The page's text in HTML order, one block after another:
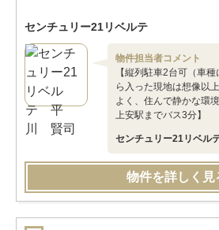
センチュリー21リベルテ
物件担当者コメント
【縦列駐車2台可（車
ら入った現地は想像以
よく、住んで静かな環
上安駅までバス3分】
センチュリー21リベ
物件を詳しく見